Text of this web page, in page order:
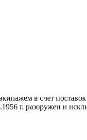
в счет
г. разоружен и